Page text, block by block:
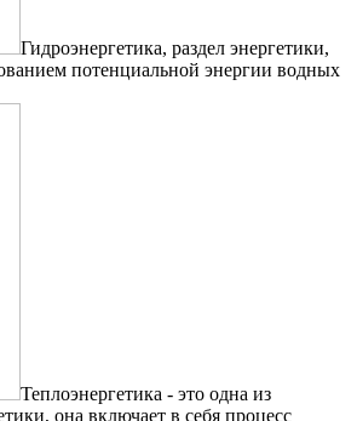
Гидроэнергетика, раздел энергетики,
потенциальной энергии водных
Теплоэнергетика - это одна из
она включает в себя процесс